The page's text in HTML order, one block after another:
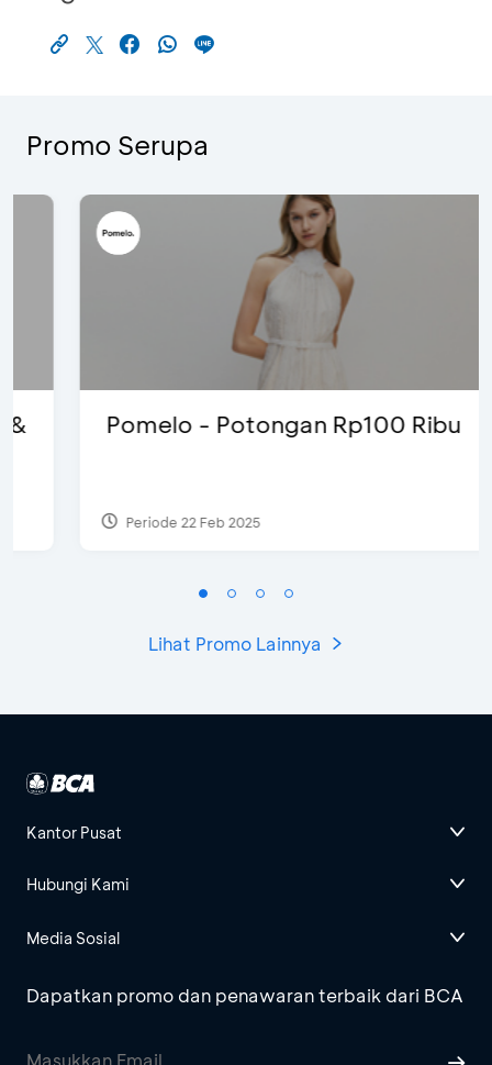
Promo Serupa
Pomelo - Potongan Rp100 Ribu
Periode 22 Feb 2025
Lihat Promo Lainnya
Kantor Pusat
Hubungi Kami
Media Sosial
Dapatkan promo dan penawaran terbaik dari BCA